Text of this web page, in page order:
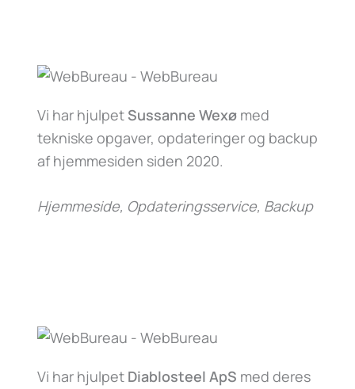
Vi har hjulpet Sussanne Wexø med
tekniske opgaver, opdateringer og backup
af hjemmesiden siden 2020.
Hjemmeside, Opdateringsservice, Backup
Vi har hjulpet Diablosteel ApS med deres